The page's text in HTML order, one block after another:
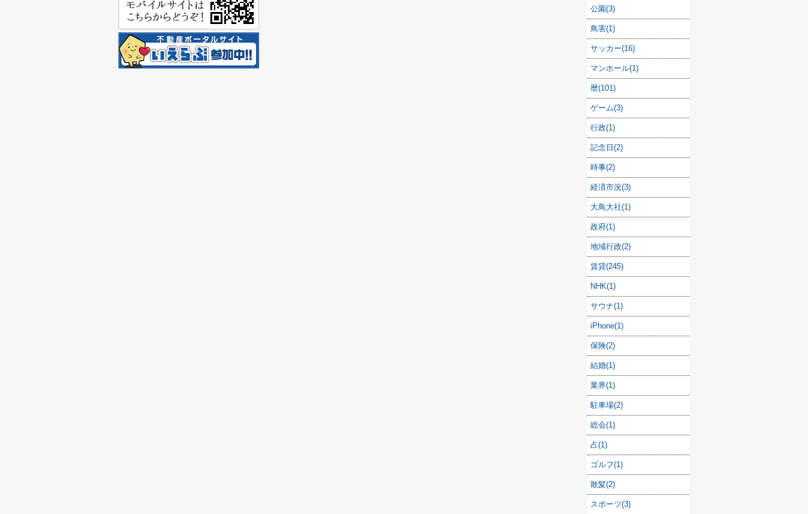
公園(3)
鳥害(1)
サッカー(16)
マンホール(1)
暦(101)
ゲーム(3)
行政(1)
記念日(2)
時事(2)
経済市況(3)
大鳥大社(1)
政府(1)
地域行政(2)
賃貸(245)
NHK(1)
サウナ(1)
iPhone(1)
保険(2)
結婚(1)
業界(1)
駐車場(2)
総会(1)
占(1)
ゴルフ(1)
散髪(2)
スポーツ(3)